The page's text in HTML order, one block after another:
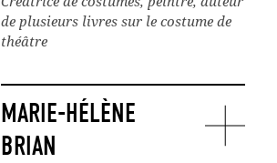
de plusieurs livres sur le costume de
théâtre
MARIE-HÉLÈNE
BRIAN